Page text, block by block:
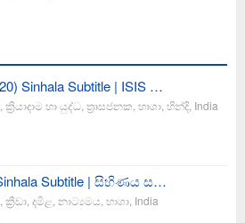
Sinhala Subtitle | ISIS …
ක්‍රියාදාම හා යුද්ධ ත්‍රාසජනක භාශා හින්දි India
Subtitle | සිහිණය ස…
ක්‍රීඩා දමිළ නාට්‍යමය භාශා India